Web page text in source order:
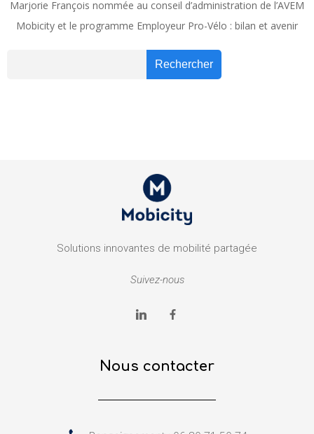
Marjorie François nommée au conseil d’administration de l’AVEM
Mobicity et le programme Employeur Pro-Vélo : bilan et avenir
Rechercher
Solutions innovantes de mobilité partagée
Suivez-nous
Nous contacter